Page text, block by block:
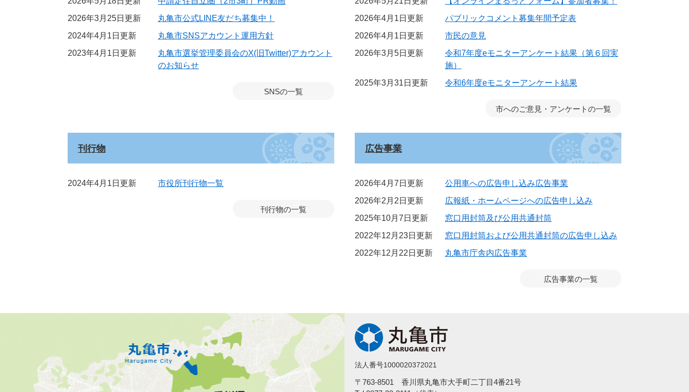
2026年3月25日更新
丸亀市公式LINE友だち募集中！
2024年4月1日更新
丸亀市SNSアカウント運用方針
2023年4月1日更新
丸亀市選挙管理委員会のX(旧Twitter)アカウント
のお知らせ
SNSの一覧
2026年4月1日更新
パブリックコメント募集年間予定表
2026年4月1日更新
市民の意見
2026年3月5日更新
令和7年度eモニターアンケート結果（第６回実
施）
2025年3月31日更新
令和6年度eモニターアンケート結果
市へのご意見・アンケートの一覧
刊行物
2024年4月1日更新 市役所刊行物一覧
刊行物の一覧
広告事業
2026年4月7日更新
公用車への広告申し込み広告事業
2026年2月2日更新
広報紙・ホームページへの広告申し込み
2025年10月7日更新
窓口用封筒及び公用共通封筒
2022年12月23日更新
窓口用封筒および公用共通封筒の広告申し込み
2022年12月22日更新
丸亀市庁舎内広告事業
広告事業の一覧
法人番号1000020372021
〒763-8501 香川県丸亀市大手町二丁目4番21号